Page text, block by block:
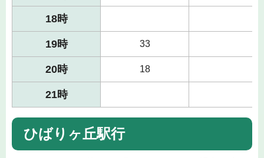
18時
19時 33
20時 18
21時
ひばりヶ丘駅行